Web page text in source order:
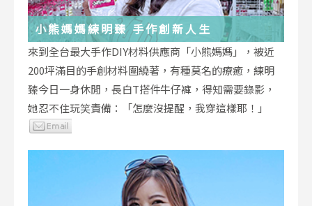
小熊媽媽練明臻 手作創新人生
來到全台最大手作DIY材料供應商「小熊媽媽」，被近
200坪滿目的手創材料圍繞著，有種莫名的療癒，練明
臻今日一身休閒，長白T搭件牛仔褲，得知需要錄影，
她忍不住玩笑責備：「怎麼沒提醒，我穿這樣耶！」